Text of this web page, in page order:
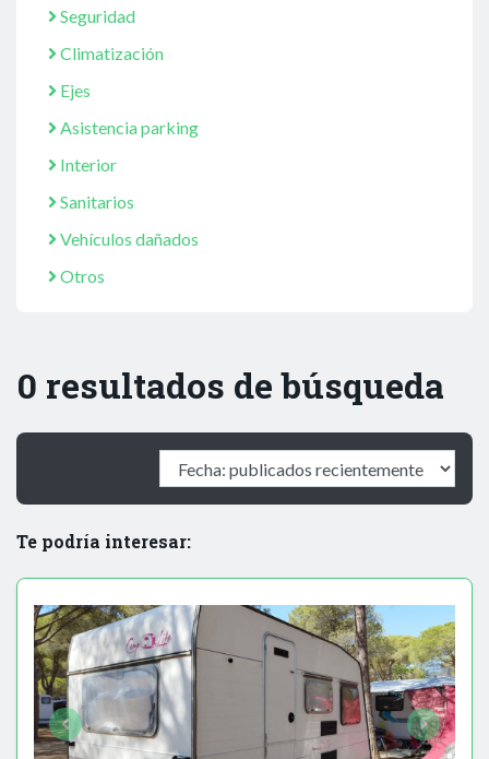
Seguridad
Climatización
Ejes
Asistencia parking
Interior
Sanitarios
Vehículos dañados
Otros
0 resultados de búsqueda
Te podría interesar: